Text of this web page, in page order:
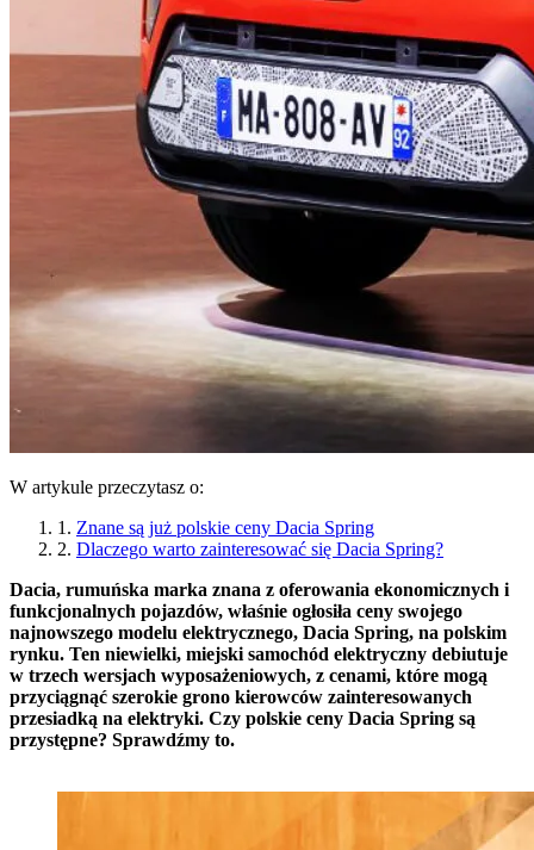
W artykule przeczytasz o:
1. Znane są już polskie ceny Dacia Spring
2. Dlaczego warto zainteresować się Dacia Spring?
Dacia, rumuńska marka znana z oferowania ekonomicznych i
funkcjonalnych pojazdów, właśnie ogłosiła ceny swojego
najnowszego modelu elektrycznego, Dacia Spring, na polskim
rynku. Ten niewielki, miejski samochód elektryczny debiutuje
w trzech wersjach wyposażeniowych, z cenami, które mogą
przyciągnąć szerokie grono kierowców zainteresowanych
przesiadką na elektryki. Czy polskie ceny Dacia Spring są
przystępne? Sprawdźmy to.